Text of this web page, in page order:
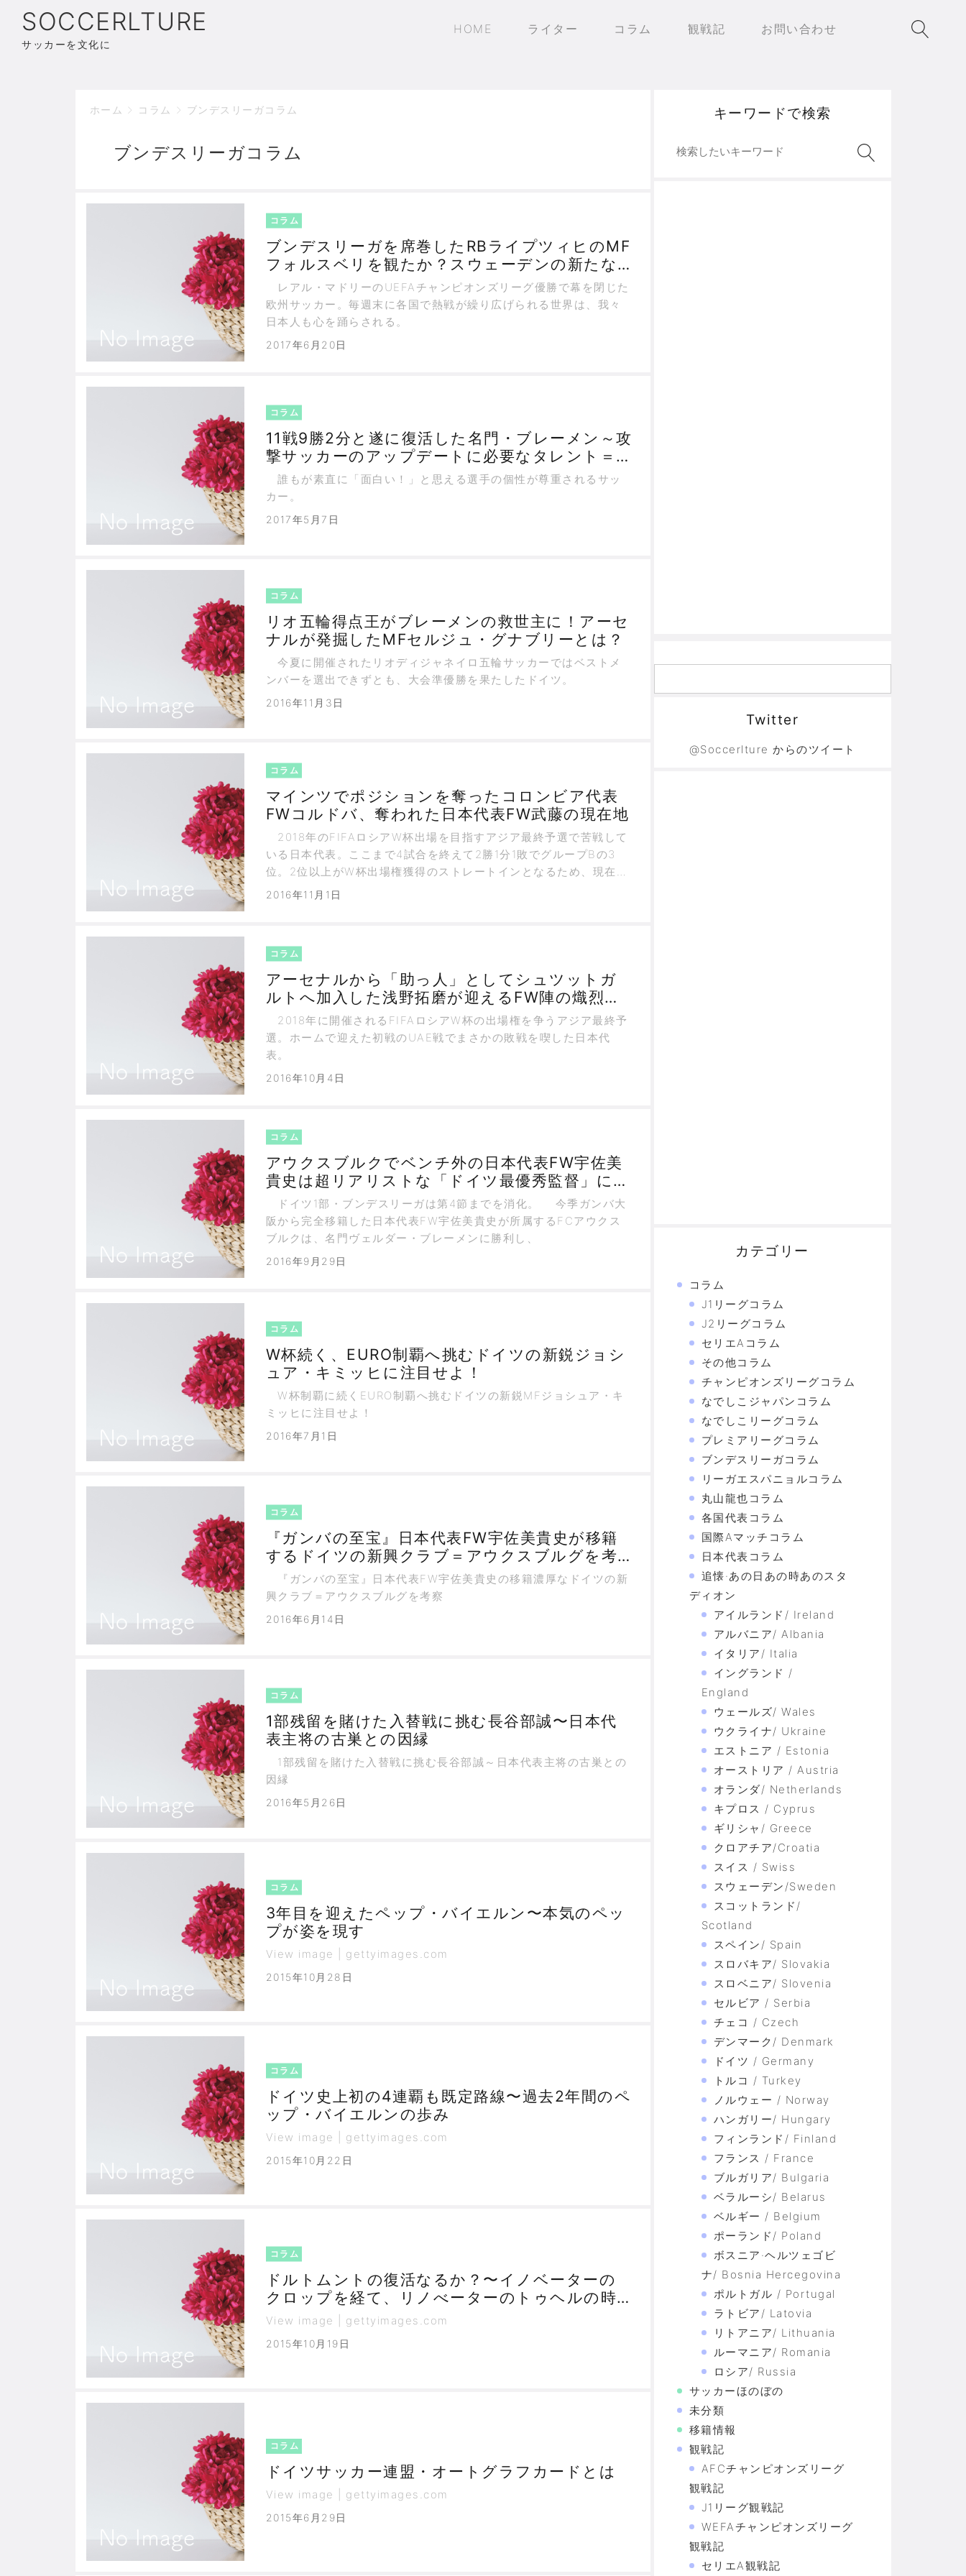
SOCCERLTURE
サッカーを文化に
HOME ライター コラム 観戦記 お問い合わせ
ホーム コラム ブンデスリーガコラム
ブンデスリーガコラム
コラム
ブンデスリーガを席巻したRBライプツィヒのMF
フォルスベリを観たか？スウェーデンの新たな
『10番』は民主的！
レアル・マドリーのUEFAチャンピオンズリーグ優勝で幕を閉じた
欧州サッカー。毎週末に各国で熱戦が繰り広げられる世界は、我々
日本人も心を踊らされる。
2017年6月20日
コラム
11戦9勝2分と遂に復活した名門・ブレーメン～攻
撃サッカーのアップデートに必要なタレント＝
クルーゼ＆グナブリー
誰もが素直に「面白い！」と思える選手の個性が尊重されるサッ
カー。
2017年5月7日
コラム
リオ五輪得点王がブレーメンの救世主に！アーセ
ナルが発掘したMFセルジュ・グナブリーとは？
今夏に開催されたリオディジャネイロ五輪サッカーではベストメ
ンバーを選出できずとも、大会準優勝を果たしたドイツ。
2016年11月3日
コラム
マインツでポジションを奪ったコロンビア代表
FWコルドバ、奪われた日本代表FW武藤の現在地
2018年のFIFAロシアW杯出場を目指すアジア最終予選で苦戦して
いる日本代表。ここまで4試合を終えて2勝1分1敗でグループBの3
位。2位以上がW杯出場権獲得のストレートインとなるため、現在は
圏外だ。
2016年11月1日
コラム
アーセナルから「助っ人」としてシュツットガ
ルトへ加入した浅野拓磨が迎えるFW陣の熾烈な
争い
2018年に開催されるFIFAロシアW杯の出場権を争うアジア最終予
選。ホームで迎えた初戦のUAE戦でまさかの敗戦を喫した日本代
表。
2016年10月4日
コラム
アウクスブルクでベンチ外の日本代表FW宇佐美
貴史は超リアリストな「ドイツ最優秀監督」に評
価されないのか？
ドイツ1部・ブンデスリーガは第4節までを消化。 今季ガンバ大
阪から完全移籍した日本代表FW宇佐美貴史が所属するFCアウクス
ブルクは、名門ヴェルダー・ブレーメンに勝利し、
2016年9月29日
コラム
W杯続く、EURO制覇へ挑むドイツの新鋭ジョシ
ュア・キミッヒに注目せよ！
W杯制覇に続くEURO制覇へ挑むドイツの新鋭MFジョシュア・キ
ミッヒに注目せよ！
2016年7月1日
コラム
『ガンバの至宝』日本代表FW宇佐美貴史が移籍
するドイツの新興クラブ＝アウクスブルグを考
『ガンバの至宝』日本代表FW宇佐美貴史の移籍濃厚なドイツの新
興クラブ＝アウクスブルグを考察
2016年6月14日
コラム
1部残留を賭けた入替戦に挑む長谷部誠〜日本代
表主将の古巣との因縁
1部残留を賭けた入替戦に挑む長谷部誠～日本代表主将の古巣との
因縁
2016年5月26日
コラム
3年目を迎えたペップ・バイエルン〜本気のペッ
プが姿を現す
View image | gettyimages.com
2015年10月28日
コラム
ドイツ史上初の4連覇も既定路線〜過去2年間のペ
ップ・バイエルンの歩み
View image | gettyimages.com
2015年10月22日
コラム
ドルトムントの復活なるか？〜イノベーターの
クロップを経て、リノべーターのトゥヘルの時
代へ
View image | gettyimages.com
2015年10月19日
コラム
ドイツサッカー連盟・オートグラフカードとは
View image | gettyimages.com
2015年6月29日
キーワードで検索
Twitter
@Soccerlture からのツイート
カテゴリー
コラム
J1リーグコラム
J2リーグコラム
セリエAコラム
その他コラム
チャンピオンズリーグコラム
なでしこジャパンコラム
なでしこリーグコラム
プレミアリーグコラム
ブンデスリーガコラム
リーガエスパニョルコラム
丸山龍也コラム
各国代表コラム
国際Aマッチコラム
日本代表コラム
追懐·あの日あの時あのスタ
ディオン
アイルランド/ Ireland
アルバニア/ Albania
イタリア/ Italia
イングランド /
England
ウェールズ/ Wales
ウクライナ/ Ukraine
エストニア / Estonia
オーストリア / Austria
オランダ/ Netherlands
キプロス / Cyprus
ギリシャ/ Greece
クロアチア/Croatia
スイス / Swiss
スウェーデン/Sweden
スコットランド/
Scotland
スペイン/ Spain
スロバキア/ Slovakia
スロベニア/ Slovenia
セルビア / Serbia
チェコ / Czech
デンマーク/ Denmark
ドイツ / Germany
トルコ / Turkey
ノルウェー / Norway
ハンガリー/ Hungary
フィンランド/ Finland
フランス / France
ブルガリア/ Bulgaria
ベラルーシ/ Belarus
ベルギー / Belgium
ポーランド/ Poland
ボスニア·ヘルツェゴビ
ナ/ Bosnia Hercegovina
ポルトガル / Portugal
ラトビア/ Latovia
リトアニア/ Lithuania
ルーマニア/ Romania
ロシア/ Russia
サッカーほのぼの
未分類
移籍情報
観戦記
AFCチャンピオンズリーグ
観戦記
J1リーグ観戦記
WEFAチャンピオンズリーグ
観戦記
セリエA観戦記